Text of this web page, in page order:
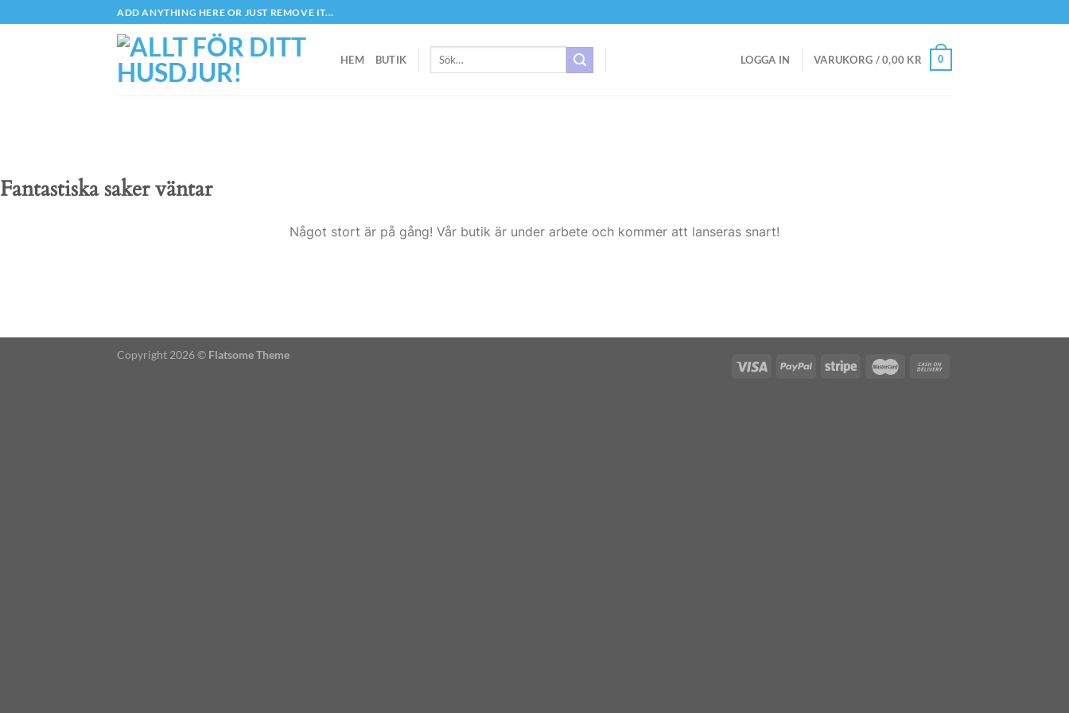
to
ADD ANYTHING HERE OR JUST REMOVE IT...
HEM BUTIK
Sök
LOGGA IN VARUKORG /0,00 KR 0
Fantastiska saker väntar
Något stort är på gång! Vår butik är under arbete och kommer att lanseras snart!
Copyright 2026 © Flatsome Theme